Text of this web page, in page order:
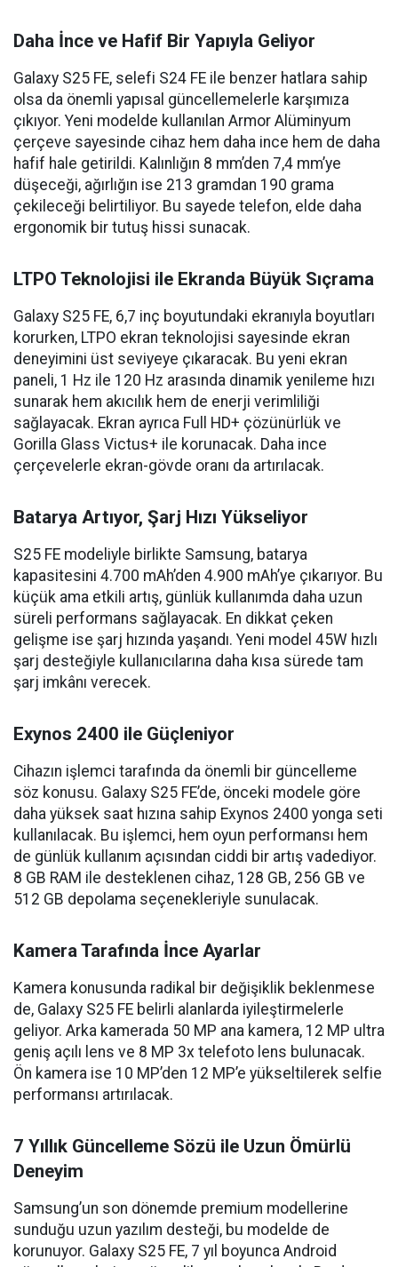
Daha İnce ve Hafif Bir Yapıyla Geliyor
Galaxy S25 FE, selefi S24 FE ile benzer hatlara sahip
olsa da önemli yapısal güncellemelerle karşımıza
çıkıyor. Yeni modelde kullanılan Armor Alüminyum
çerçeve sayesinde cihaz hem daha ince hem de daha
hafif hale getirildi. Kalınlığın 8 mm’den 7,4 mm’ye
düşeceği, ağırlığın ise 213 gramdan 190 grama
çekileceği belirtiliyor. Bu sayede telefon, elde daha
ergonomik bir tutuş hissi sunacak.
LTPO Teknolojisi ile Ekranda Büyük Sıçrama
Galaxy S25 FE, 6,7 inç boyutundaki ekranıyla boyutları
korurken, LTPO ekran teknolojisi sayesinde ekran
deneyimini üst seviyeye çıkaracak. Bu yeni ekran
paneli, 1 Hz ile 120 Hz arasında dinamik yenileme hızı
sunarak hem akıcılık hem de enerji verimliliği
sağlayacak. Ekran ayrıca Full HD+ çözünürlük ve
Gorilla Glass Victus+ ile korunacak. Daha ince
çerçevelerle ekran-gövde oranı da artırılacak.
Batarya Artıyor, Şarj Hızı Yükseliyor
S25 FE modeliyle birlikte Samsung, batarya
kapasitesini 4.700 mAh’den 4.900 mAh’ye çıkarıyor. Bu
küçük ama etkili artış, günlük kullanımda daha uzun
süreli performans sağlayacak. En dikkat çeken
gelişme ise şarj hızında yaşandı. Yeni model 45W hızlı
şarj desteğiyle kullanıcılarına daha kısa sürede tam
şarj imkânı verecek.
Exynos 2400 ile Güçleniyor
Cihazın işlemci tarafında da önemli bir güncelleme
söz konusu. Galaxy S25 FE’de, önceki modele göre
daha yüksek saat hızına sahip Exynos 2400 yonga seti
kullanılacak. Bu işlemci, hem oyun performansı hem
de günlük kullanım açısından ciddi bir artış vadediyor.
8 GB RAM ile desteklenen cihaz, 128 GB, 256 GB ve
512 GB depolama seçenekleriyle sunulacak.
Kamera Tarafında İnce Ayarlar
Kamera konusunda radikal bir değişiklik beklenmese
de, Galaxy S25 FE belirli alanlarda iyileştirmelerle
geliyor. Arka kamerada 50 MP ana kamera, 12 MP ultra
geniş açılı lens ve 8 MP 3x telefoto lens bulunacak.
Ön kamera ise 10 MP’den 12 MP’e yükseltilerek selfie
performansı artırılacak.
7 Yıllık Güncelleme Sözü ile Uzun Ömürlü
Deneyim
Samsung’un son dönemde premium modellerine
sunduğu uzun yazılım desteği, bu modelde de
korunuyor. Galaxy S25 FE, 7 yıl boyunca Android